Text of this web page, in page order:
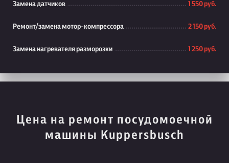
Замена датчиков 1 550 руб.
Ремонт/замена мотор-компрессора 2 150 руб.
Замена нагревателя разморозки 1 250 руб.
Цена на ремонт посудомоечной
машины Kuppersbusch